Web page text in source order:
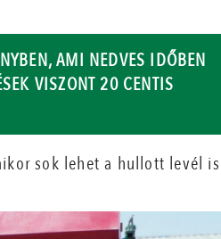
AMI NEDVES IDŐBEN
VISZONT 20 CENTIS
sok lehet a hullott levél is